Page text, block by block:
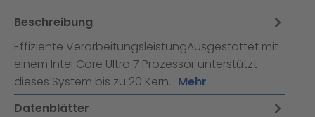
Beschreibung
Effiziente VerarbeitungsleistungAusgestattet mit
einem Intel Core Ultra 7 Prozessor unterstützt
dieses System bis zu 20 Kern… Mehr
Datenblätter